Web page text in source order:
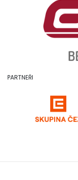
PARTNEŘI